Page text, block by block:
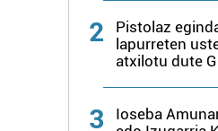
2
Pistolaz
lapurreten
atxilotu dute
3
Ioseba